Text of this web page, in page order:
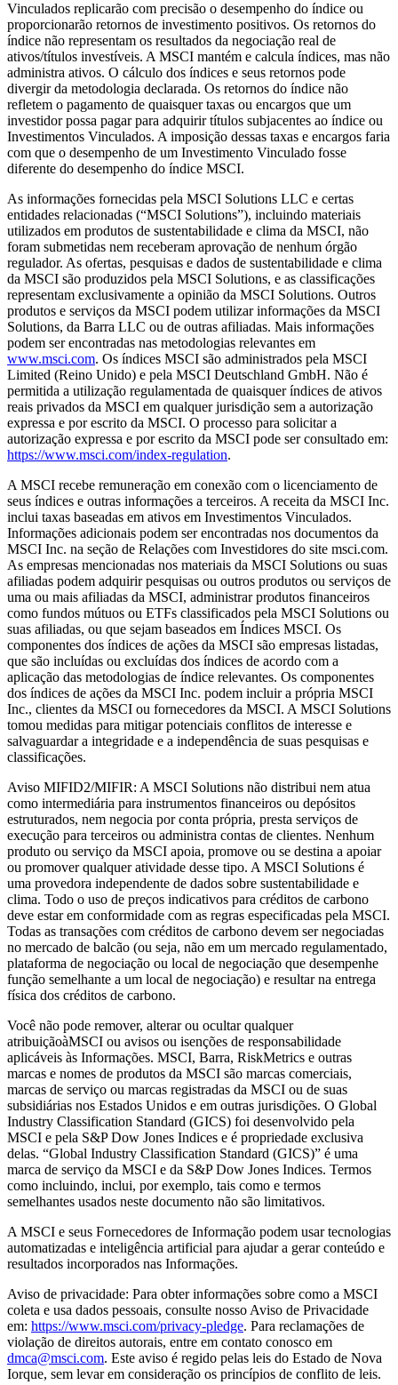
Vinculados replicarão com precisão o desempenho do índice ou
proporcionarão retornos de investimento positivos. Os retornos do
índice não representam os resultados da negociação real de
ativos/títulos investíveis. A MSCI mantém e calcula índices, mas não
administra ativos. O cálculo dos índices e seus retornos pode
divergir da metodologia declarada. Os retornos do índice não
refletem o pagamento de quaisquer taxas ou encargos que um
investidor possa pagar para adquirir títulos subjacentes ao índice ou
Investimentos Vinculados. A imposição dessas taxas e encargos faria
com que o desempenho de um Investimento Vinculado fosse
diferente do desempenho do índice MSCI.
As informações fornecidas pela MSCI Solutions LLC e certas
entidades relacionadas (“MSCI Solutions”), incluindo materiais
utilizados em produtos de sustentabilidade e clima da MSCI, não
foram submetidas nem receberam aprovação de nenhum órgão
regulador. As ofertas, pesquisas e dados de sustentabilidade e clima
da MSCI são produzidos pela MSCI Solutions, e as classificações
representam exclusivamente a opinião da MSCI Solutions. Outros
produtos e serviços da MSCI podem utilizar informações da MSCI
Solutions, da Barra LLC ou de outras afiliadas. Mais informações
podem ser encontradas nas metodologias relevantes em
www.msci.com. Os índices MSCI são administrados pela MSCI
Limited (Reino Unido) e pela MSCI Deutschland GmbH. Não é
permitida a utilização regulamentada de quaisquer índices de ativos
reais privados da MSCI em qualquer jurisdição sem a autorização
expressa e por escrito da MSCI. O processo para solicitar a
autorização expressa e por escrito da MSCI pode ser consultado em:
https://www.msci.com/index-regulation.
A MSCI recebe remuneração em conexão com o licenciamento de
seus índices e outras informações a terceiros. A receita da MSCI Inc.
inclui taxas baseadas em ativos em Investimentos Vinculados.
Informações adicionais podem ser encontradas nos documentos da
MSCI Inc. na seção de Relações com Investidores do site msci.com.
As empresas mencionadas nos materiais da MSCI Solutions ou suas
afiliadas podem adquirir pesquisas ou outros produtos ou serviços de
uma ou mais afiliadas da MSCI, administrar produtos financeiros
como fundos mútuos ou ETFs classificados pela MSCI Solutions ou
suas afiliadas, ou que sejam baseados em Índices MSCI. Os
componentes dos índices de ações da MSCI são empresas listadas,
que são incluídas ou excluídas dos índices de acordo com a
aplicação das metodologias de índice relevantes. Os componentes
dos índices de ações da MSCI Inc. podem incluir a própria MSCI
Inc., clientes da MSCI ou fornecedores da MSCI. A MSCI Solutions
tomou medidas para mitigar potenciais conflitos de interesse e
salvaguardar a integridade e a independência de suas pesquisas e
classificações.
Aviso MIFID2/MIFIR: A MSCI Solutions não distribui nem atua
como intermediária para instrumentos financeiros ou depósitos
estruturados, nem negocia por conta própria, presta serviços de
execução para terceiros ou administra contas de clientes. Nenhum
produto ou serviço da MSCI apoia, promove ou se destina a apoiar
ou promover qualquer atividade desse tipo. A MSCI Solutions é
uma provedora independente de dados sobre sustentabilidade e
clima. Todo o uso de preços indicativos para créditos de carbono
deve estar em conformidade com as regras especificadas pela MSCI.
Todas as transações com créditos de carbono devem ser negociadas
no mercado de balcão (ou seja, não em um mercado regulamentado,
plataforma de negociação ou local de negociação que desempenhe
função semelhante a um local de negociação) e resultar na entrega
física dos créditos de carbono.
Você não pode remover, alterar ou ocultar qualquer
atribuiçãoàMSCI ou avisos ou isenções de responsabilidade
aplicáveis ​​às Informações. MSCI, Barra, RiskMetrics e outras
marcas e nomes de produtos da MSCI são marcas comerciais,
marcas de serviço ou marcas registradas da MSCI ou de suas
subsidiárias nos Estados Unidos e em outras jurisdições. O Global
Industry Classification Standard (GICS) foi desenvolvido pela
MSCI e pela S&P Dow Jones Indices e é propriedade exclusiva
delas. “Global Industry Classification Standard (GICS)” é uma
marca de serviço da MSCI e da S&P Dow Jones Indices. Termos
como incluindo, inclui, por exemplo, tais como e termos
semelhantes usados ​​neste documento não são limitativos.
A MSCI e seus Fornecedores de Informação podem usar tecnologias
automatizadas e inteligência artificial para ajudar a gerar conteúdo e
resultados incorporados nas Informações.
Aviso de privacidade: Para obter informações sobre como a MSCI
coleta e usa dados pessoais, consulte nosso Aviso de Privacidade
em: https://www.msci.com/privacy-pledge. Para reclamações de
violação de direitos autorais, entre em contato conosco em
dmca@msci.com. Este aviso é regido pelas leis do Estado de Nova
Iorque, sem levar em consideração os princípios de conflito de leis.